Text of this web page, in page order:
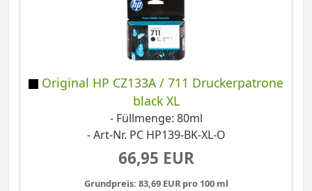
Original HP CZ133A / 711 Druckerpatrone
black XL
- Füllmenge: 80ml
- Art-Nr. PC HP139-BK-XL-O
66,95 EUR
Grundpreis: 83,69 EUR pro 100 ml